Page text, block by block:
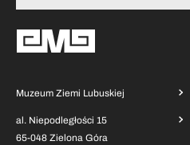
Muzeum Ziemi Lubuskiej
al. Niepodległości 15
65-048 Zielona Góra